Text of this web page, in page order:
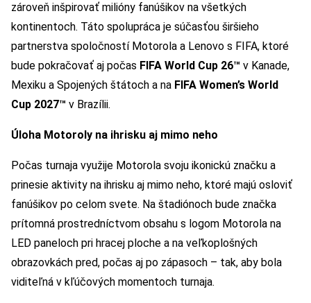
zároveň inšpirovať milióny fanúšikov na všetkých
kontinentoch. Táto spolupráca je súčasťou širšieho
partnerstva spoločností Motorola a Lenovo s FIFA, ktoré
bude pokračovať aj počas FIFA World Cup 26™ v Kanade,
Mexiku a Spojených štátoch a na FIFA Women’s World
Cup 2027™ v Brazílii.
Úloha Motoroly na ihrisku aj mimo neho
Počas turnaja využije Motorola svoju ikonickú značku a
prinesie aktivity na ihrisku aj mimo neho, ktoré majú osloviť
fanúšikov po celom svete. Na štadiónoch bude značka
prítomná prostredníctvom obsahu s logom Motorola na
LED paneloch pri hracej ploche a na veľkoplošných
obrazovkách pred, počas aj po zápasoch – tak, aby bola
viditeľná v kľúčových momentoch turnaja.